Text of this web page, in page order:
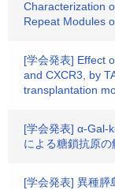
Characterization
Repeat Modules
[学会発表] Effect
and CXCR3, by
transplantation
[学会発表] α-Gal-
による糖鎖抗原の
[学会発表] 異種膵